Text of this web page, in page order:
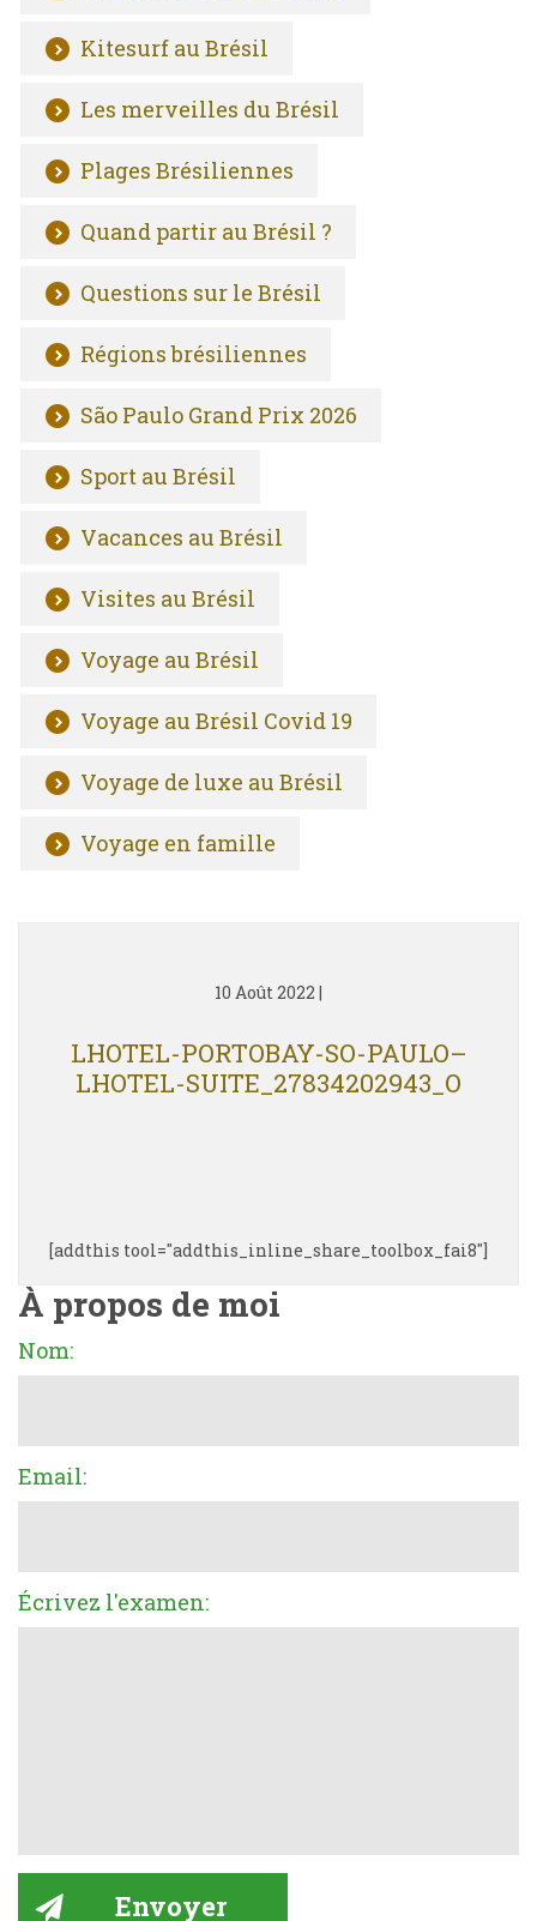
Kitesurf au Brésil
Les merveilles du Brésil
Plages Brésiliennes
Quand partir au Brésil ?
Questions sur le Brésil
Régions brésiliennes
São Paulo Grand Prix 2026
Sport au Brésil
Vacances au Brésil
Visites au Brésil
Voyage au Brésil
Voyage au Brésil Covid 19
Voyage de luxe au Brésil
Voyage en famille
10 Août 2022 |
LHOTEL-PORTOBAY-SO-PAULO–
LHOTEL-SUITE_27834202943_O
[addthis tool="addthis_inline_share_toolbox_fai8"]
À propos de moi
Nom:
Email:
Écrivez l'examen: